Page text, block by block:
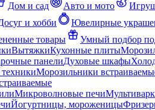
Дом и сад Авто и мото
и хобби Ювелирные
товары Умный подбор
ВытяжкиКухонные плиты
панелиДуховые шкафы
Морозильники
Микроволновые печи
Йогуртницы, мороженицы